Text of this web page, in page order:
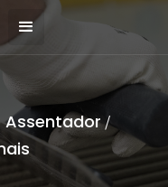
Assentador/